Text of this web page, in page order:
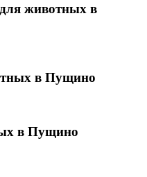
животных в
в Пущино
в Пущино